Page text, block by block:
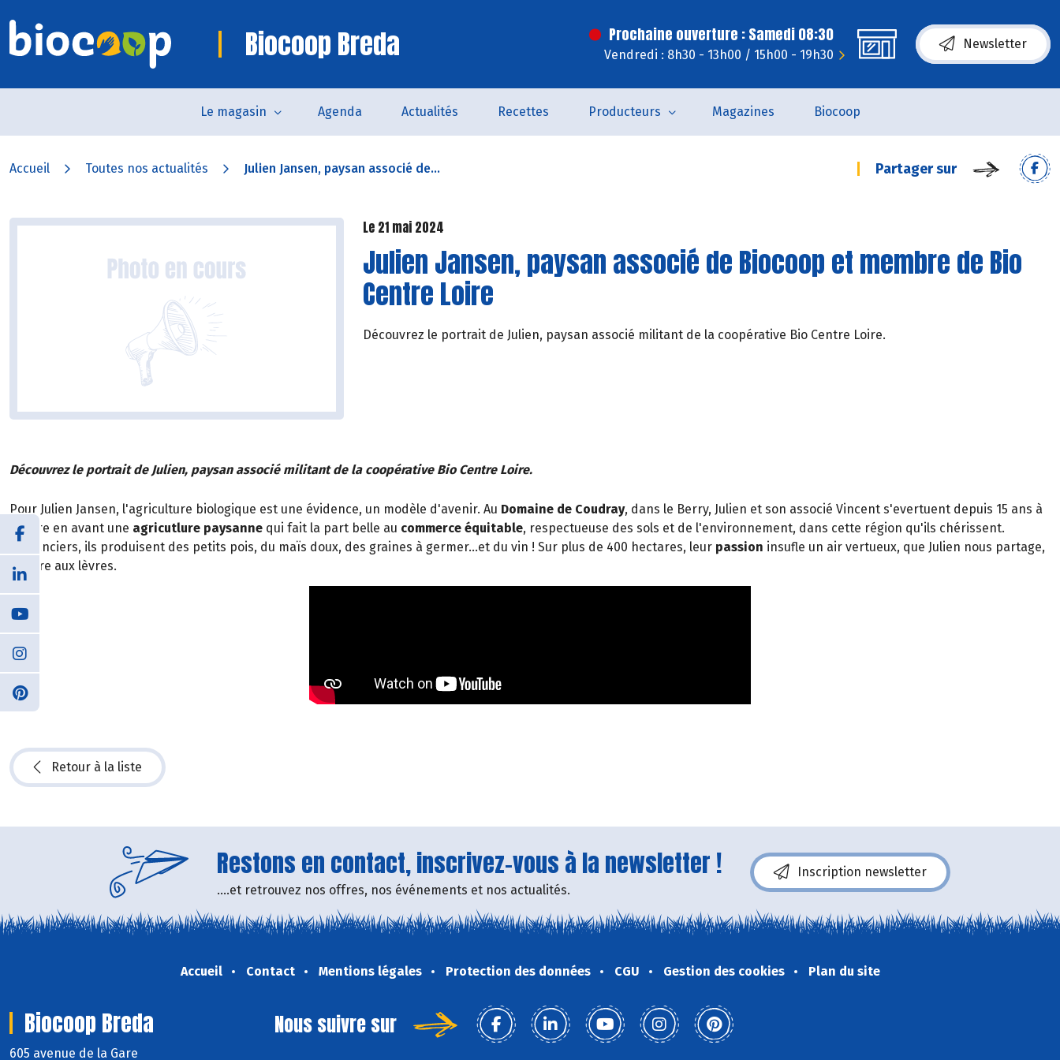
Biocoop Breda Prochaine ouverture : Samedi 08:30
Vendredi : 8h30 - 13h00 / 15h00 - 19h30
Newsletter
Le magasin Agenda Actualités Recettes Producteurs Magazines Biocoop
Accueil Toutes nos actualités Julien Jansen, paysan associé de... Partager sur
Le 21 mai 2024
Julien Jansen, paysan associé de Biocoop et membre de Bio
Centre Loire
Découvrez le portrait de Julien, paysan associé militant de la coopérative Bio Centre Loire.
Découvrez le portrait de Julien, paysan associé militant de la coopérative Bio Centre Loire.
Pour Julien Jansen, l'agriculture biologique est une évidence, un modèle d'avenir. Au Domaine de Coudray, dans le Berry, Julien et son associé Vincent s'evertuent depuis 15 ans à
mettre en avant une agricutlure paysanne qui fait la part belle au commerce équitable, respectueuse des sols et de l'environnement, dans cette région qu'ils chérissent.
Semanciers, ils produisent des petits pois, du maïs doux, des graines à germer...et du vin ! Sur plus de 400 hectares, leur passion insufle un air vertueux, que Julien nous partage,
sourire aux lèvres.
Retour à la liste
Restons en contact, inscrivez-vous à la newsletter !
....et retrouvez nos offres, nos événements et nos actualités.
Inscription newsletter
Accueil Contact Mentions légales Protection des données CGU Gestion des cookies Plan du site
Biocoop Breda
605 avenue de la Gare
Nous suivre sur